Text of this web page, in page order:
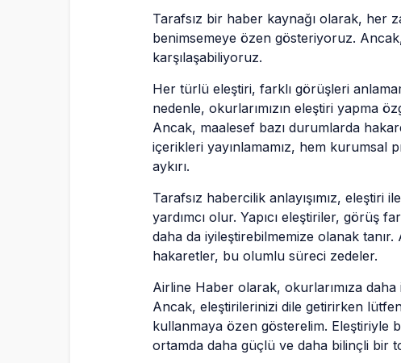
Tarafsız bir haber kaynağı olarak, her
benimsemeye özen gösteriyoruz.
karşılaşabiliyoruz.
Her türlü eleştiri, farklı görüşleri
nedenle, okurlarımızın eleştiri yapma
Ancak, maalesef bazı durumlarda
içerikleri yayınlamamız, hem kurumsal
aykırı.
Tarafsız habercilik anlayışımız, eleştiri
yardımcı olur. Yapıcı eleştiriler, görüş
daha da iyileştirebilmemize olanak tanır.
hakaretler, bu olumlu süreci zedeler.
Airline Haber olarak, okurlarımıza daha
Ancak, eleştirilerinizi dile getirirken lütfen
kullanmaya özen gösterelim. Eleştiriyle
ortamda daha güçlü ve daha bilinçli bir